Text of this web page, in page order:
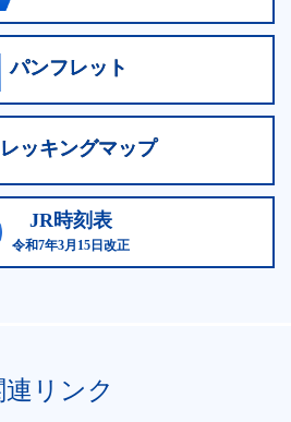
パンフレット
レッキングマップ
JR時刻表
令和7年3月15日改正
連リンク